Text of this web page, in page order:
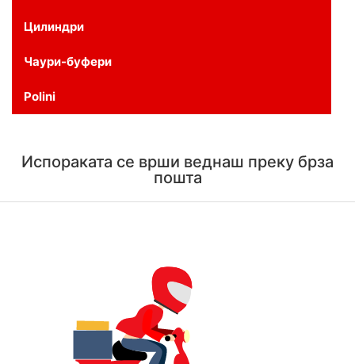
Цилиндри
Чаури-буфери
Polini
Испораката се врши веднаш преку брза
пошта